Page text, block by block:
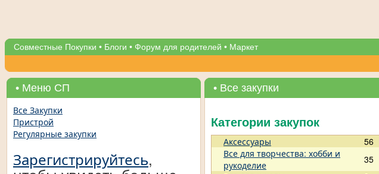
Совместные Покупки • Блоги • Форум для родителей • Маркет
• Меню СП
Все Закупки
Пристрой
Регулярные закупки
Зарегистрируйтесь,
• Все закупки
Категории закупок
Аксессуары
56
Все для творчества: хобби и
рукоделие
35